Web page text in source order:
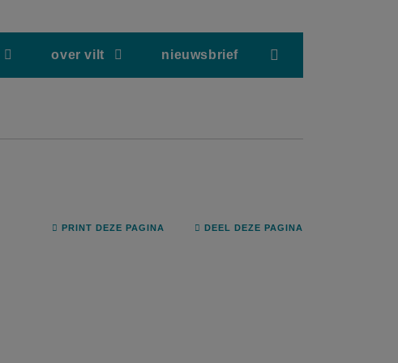
over vilt nieuwsbrief
PRINT DEZE PAGINA DEEL DEZE PAGINA